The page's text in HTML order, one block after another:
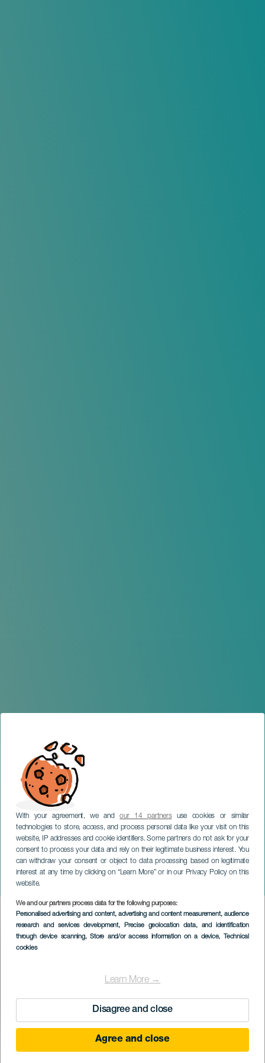
With your agreement, we andour 14 partnersuse cookies or similar
technologies to store, access, and process personal data like your visit on this
website, IP addresses and cookie identifiers. Some partners do not ask for your
consent to process your data and rely on their legitimate business interest. You
can withdraw your consent or object to data processing based on legitimate
interest at any time by clicking on “Learn More” or in our Privacy Policy on this
website.
We and our partners process data for the following purposes:
Personalised advertising and content, advertising and content measurement, audience
research and services development, Precise geolocation data, and identification
through device scanning, Store and/or access information on a device, Technical
cookies
Learn More →
Disagree and close
Agree and close
San Silvestre Lagunera
TENERIFE
Imagen
Listado
31 December 2026